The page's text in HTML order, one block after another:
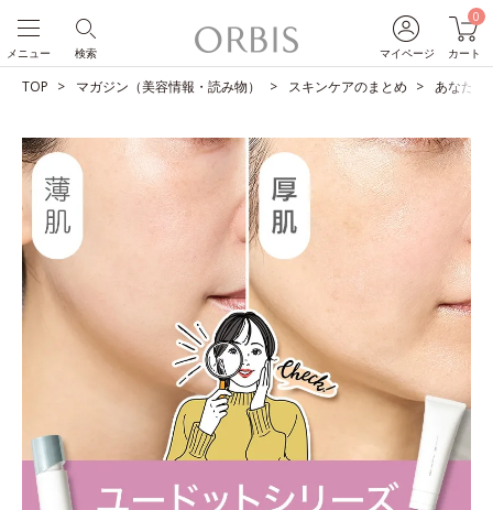
マイページ
0
カート
検索
メニュー
TOP マガジン（美容情報・読み物） スキンケアのまとめ あなたは